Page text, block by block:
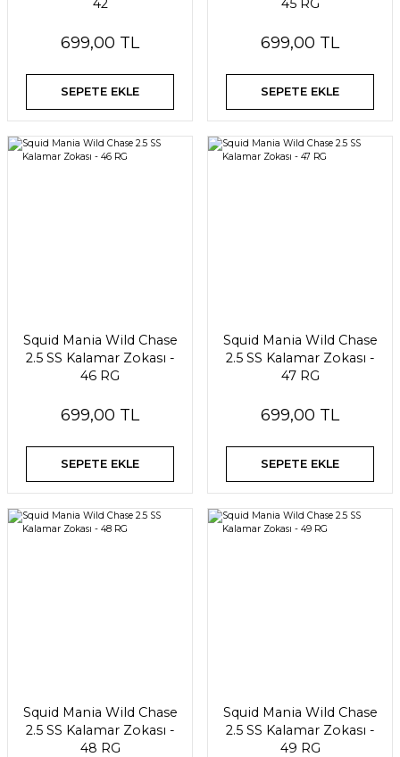
699,00 TL
SEPETE EKLE
699,00 TL
SEPETE EKLE
Squid Mania Wild Chase
2.5 SS Kalamar Zokası -
46 RG
699,00 TL
SEPETE EKLE
Squid Mania Wild Chase
2.5 SS Kalamar Zokası -
47 RG
699,00 TL
SEPETE EKLE
Squid Mania Wild Chase
2.5 SS Kalamar Zokası -
48 RG
Squid Mania Wild Chase
2.5 SS Kalamar Zokası -
49 RG